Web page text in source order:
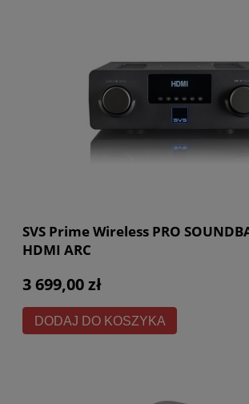
SVS Prime Wireless PRO
HDMI ARC
3 699,00 zł
DODAJ DO KOSZYKA